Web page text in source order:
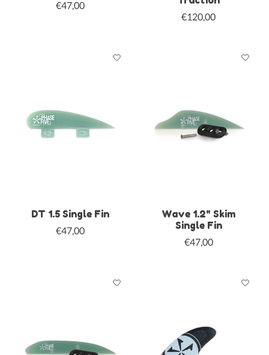
€47,00
€120,00
DT 1.5 Single Fin
€47,00
Wave 1.2" Skim
Single Fin
€47,00